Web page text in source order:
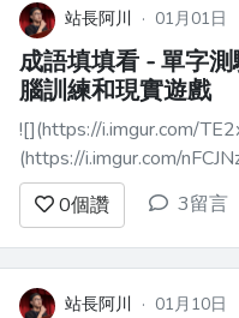
站長阿川 · 01月01日
成語填填看 - 單字
腦訓練和現實遊戲
![](https://i.imgur.com/
(https://i.imgur.com/
(https://i.imgur.com/
(https://i.imgur.com/
0個讚 3留言
站長阿川 · 01月10日